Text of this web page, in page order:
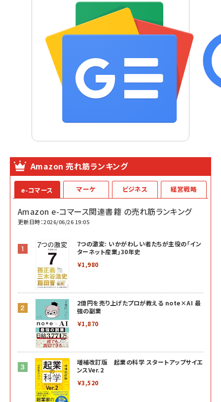
Amazon 売れ筋ランキング
e-コマース
Amazon e-コマース関連書籍 の売れ筋ランキング
更新日時：2026/06/26 19:05
7つの激変: いかがわしい者たちが主役の「イン
ターネット産業」30年史
￥1,980
2億円を売り上げたプロが教える note×AI 最
強の副業
￥1,870
増補改訂版 起業の科学 スタートアップサイエ
ンスVer.2
￥3,520
マーケ ビジネス 経営戦略